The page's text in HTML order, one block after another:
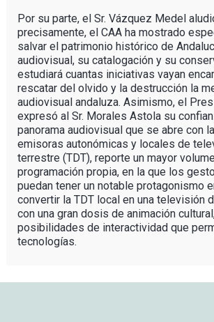
Por su parte, el Sr. Vázquez Medel
precisamente, el CAA ha mostrado
salvar el patrimonio histórico de
audiovisual, su catalogación y su
estudiará cuantas iniciativas vayan
rescatar del olvido y la destrucción la
audiovisual andaluza. Asimismo, el
expresó al Sr. Morales Astola su
panorama audiovisual que se abre con
emisoras autonómicas y locales de
terrestre (TDT), reporte un mayor
programación propia, en la que los
puedan tener un notable protagonismo
convertir la TDT local en una televisión
con una gran dosis de animación
posibilidades de interactividad que
tecnologías.